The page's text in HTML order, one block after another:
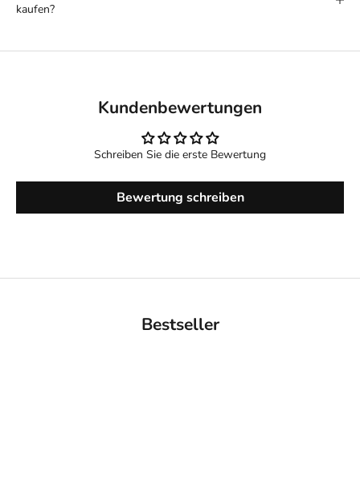
kaufen?
Kundenbewertungen
Schreiben Sie die erste Bewertung
Bewertung schreiben
Bestseller